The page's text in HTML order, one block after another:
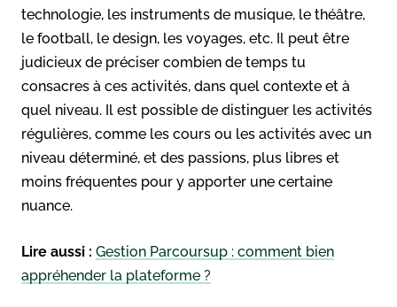
technologie, les instruments de musique, le théâtre,
le football, le design, les voyages, etc. Il peut être
judicieux de préciser combien de temps tu
consacres à ces activités, dans quel contexte et à
quel niveau. Il est possible de distinguer les activités
régulières, comme les cours ou les activités avec un
niveau déterminé, et des passions, plus libres et
moins fréquentes pour y apporter une certaine
nuance.
Lire aussi : Gestion Parcoursup : comment bien
appréhender la plateforme ?